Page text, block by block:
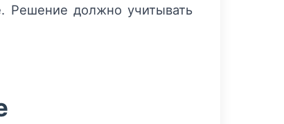
Решение должно учитывать